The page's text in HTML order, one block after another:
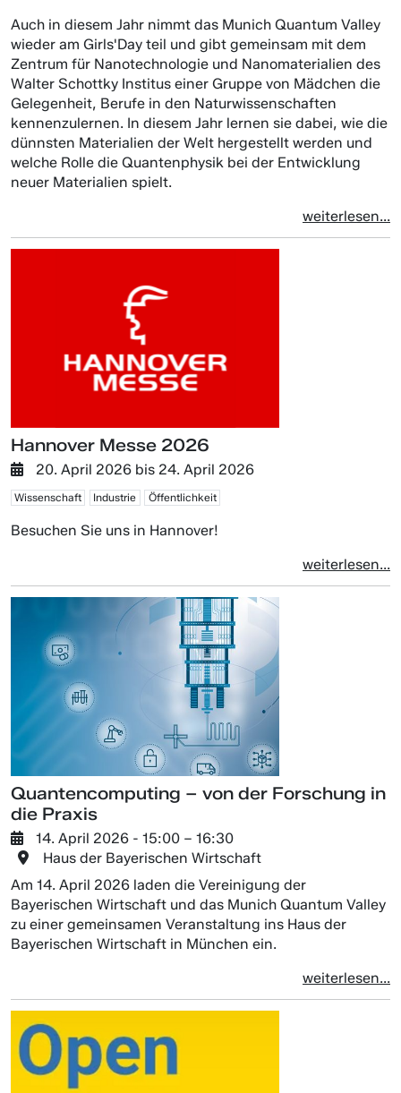
Auch in diesem Jahr nimmt das Munich Quantum Valley
wieder am Girls'Day teil und gibt gemeinsam mit dem
Zentrum für Nanotechnologie und Nanomaterialien des
Walter Schottky Institus einer Gruppe von Mädchen die
Gelegenheit, Berufe in den Naturwissenschaften
kennenzulernen. In diesem Jahr lernen sie dabei, wie die
dünnsten Materialien der Welt hergestellt werden und
welche Rolle die Quantenphysik bei der Entwicklung
neuer Materialien spielt.
weiterlesen...
Hannover Messe 2026
20. April 2026 bis 24. April 2026
Wissenschaft Industrie Öffentlichkeit
Besuchen Sie uns in Hannover!
weiterlesen...
Quantencomputing – von der Forschung in
die Praxis
14. April 2026 - 15:00 – 16:30
Haus der Bayerischen Wirtschaft
Am 14. April 2026 laden die Vereinigung der
Bayerischen Wirtschaft und das Munich Quantum Valley
zu einer gemeinsamen Veranstaltung ins Haus der
Bayerischen Wirtschaft in München ein.
weiterlesen...